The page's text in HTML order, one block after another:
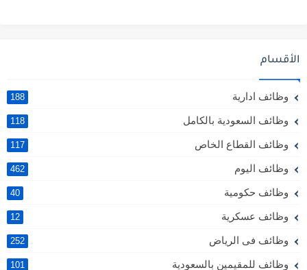
الأقسام
وظائف ادارية 188
وظائف السعودية بالكامل 118
وظائف القطاع الخاص 117
وظائف اليوم 462
وظائف حكومية 40
وظائف عسكرية 12
وظائف فى الرياض 252
وظائف للمقيمين بالسعودية 101